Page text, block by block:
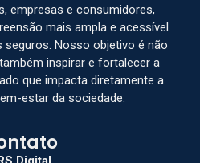
empresas e consumidores,
mais ampla e acessível
Nosso objetivo é não
inspirar e fortalecer a
que impacta diretamente a
estar da sociedade.